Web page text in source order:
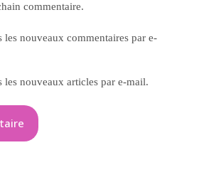
commentaire.
les nouveaux commentaires par e-
les nouveaux articles par e-mail.